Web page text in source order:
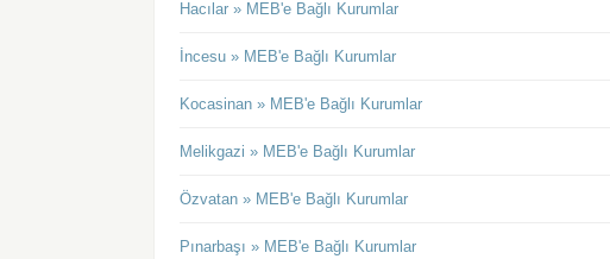
Hacılar » MEB'e Bağlı Kurumlar
İncesu » MEB'e Bağlı Kurumlar
Kocasinan » MEB'e Bağlı Kurumlar
Melikgazi » MEB'e Bağlı Kurumlar
Özvatan » MEB'e Bağlı Kurumlar
Pınarbaşı » MEB'e Bağlı Kurumlar